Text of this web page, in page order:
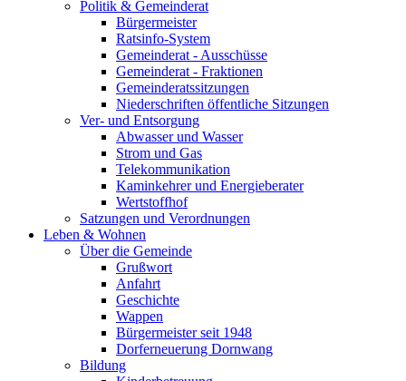
Politik & Gemeinderat
Bürgermeister
Ratsinfo-System
Gemeinderat - Ausschüsse
Gemeinderat - Fraktionen
Gemeinderatssitzungen
Niederschriften öffentliche Sitzungen
Ver- und Entsorgung
Abwasser und Wasser
Strom und Gas
Telekommunikation
Kaminkehrer und Energieberater
Wertstoffhof
Satzungen und Verordnungen
Leben & Wohnen
Über die Gemeinde
Grußwort
Anfahrt
Geschichte
Wappen
Bürgermeister seit 1948
Dorferneuerung Dornwang
Bildung